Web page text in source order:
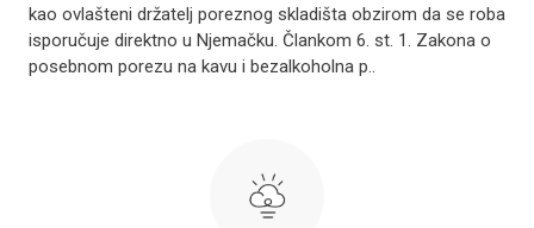
kao ovlašteni držatelj poreznog skladišta obzirom da se roba
isporučuje direktno u Njemačku. Člankom 6. st. 1. Zakona o
posebnom porezu na kavu i bezalkoholna p..